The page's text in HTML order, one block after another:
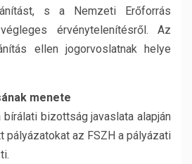
s a Nemzeti Erőforrás
érvénytelenítésről. Az
ellen jogorvoslatnak helye
menete
bizottság javaslata alapján
pályázatokat az FSZH a pályázati